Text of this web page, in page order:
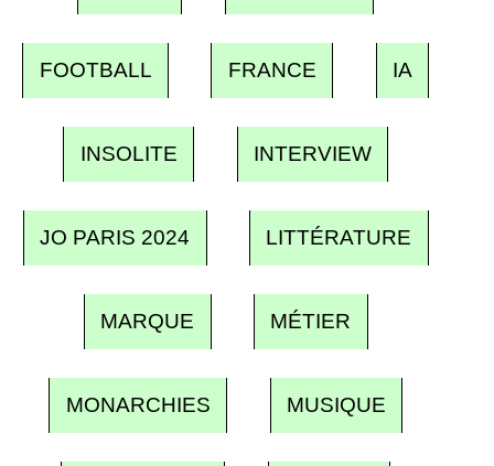
FOOTBALL FRANCE IA
INSOLITE INTERVIEW
JO PARIS 2024 LITTÉRATURE
MARQUE MÉTIER
MONARCHIES MUSIQUE